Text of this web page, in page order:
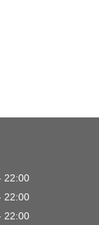
22:00
22:00
22:00